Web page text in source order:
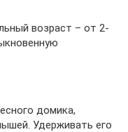
возраст – от 2-
домика,
Удерживать его